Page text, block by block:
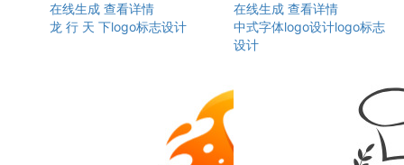
在线生成 查看详情
龙 行 天 下logo标志设计
在线生成 查看详情
中式字体logo设计logo标志
设计